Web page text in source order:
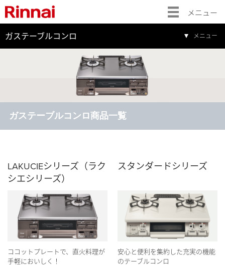
メニュー
ガステーブルコンロ メニュー
ガステーブルコンロ商品一覧
LAKUCIEシリーズ（ラク
シエシリーズ）
ココットプレートで、直火料理が
手軽においしく！
スタンダードシリーズ
安心と便利を集約した充実の機能
のテーブルコンロ